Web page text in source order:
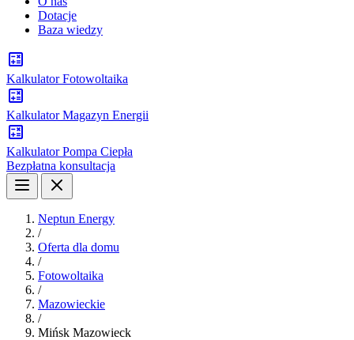
Dotacje
Baza wiedzy
Kalkulator Fotowoltaika
Kalkulator Magazyn Energii
Kalkulator Pompa Ciepła
Bezpłatna konsultacja
Neptun Energy
/
Oferta dla domu
/
Fotowoltaika
/
Mazowieckie
/
Mińsk Mazowieck